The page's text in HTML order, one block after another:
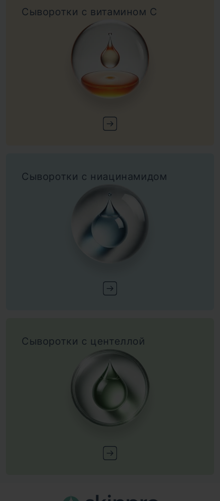
Сыворотки с витамином С
Сыворотки с ниацинамидом
Сыворотки с центеллой